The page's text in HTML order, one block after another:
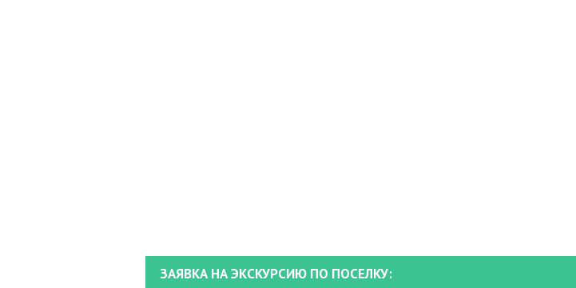
ЗАЯВКА НА ЭКСКУРСИЮ ПО ПОСЕЛКУ: